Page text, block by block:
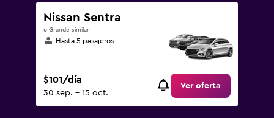
Nissan Sentra
o Grande similar
Hasta 5 pasajeros
$101/día
30 sep. - 15 oct.
Ver oferta